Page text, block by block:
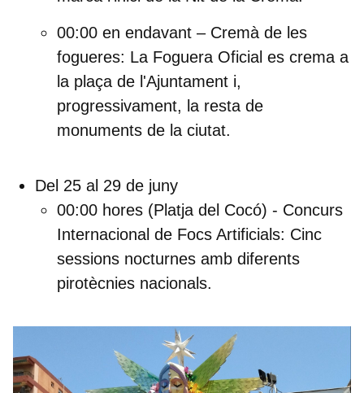
00:00 en endavant – Cremà de les
fogueres: La Foguera Oficial es crema a
la plaça de l'Ajuntament i,
progressivament, la resta de
monuments de la ciutat.
Del 25 al 29 de juny
00:00 hores (Platja del Cocó) - Concurs
Internacional de Focs Artificials: Cinc
sessions nocturnes amb diferents
pirotècnies nacionals.